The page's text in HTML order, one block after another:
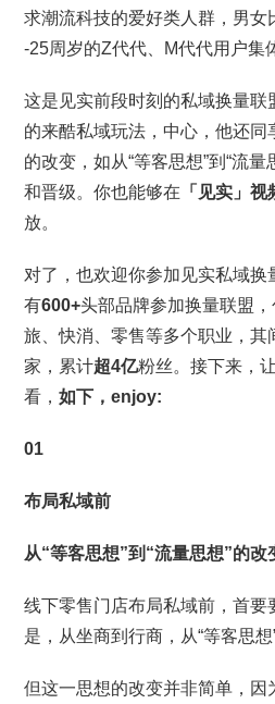
求潮流科技的爱好类人群，男女
-25周岁的Z代代、M代代用户集
这是见实前段时刻的私域换量联
的来酷私域玩法，中心，他还同
的改变，如从“等客思想”到“流量
和晋级。你也能够在 「见实」视
放。
对了，也欢迎你参加见实私域换
有600+头部品牌参加换量联盟
旅、快消、零售等多个职业，其
家，累计超4亿粉丝。接下来，
看，如下，enjoy:
01
布局私域前
从“等客思想”到“流量思想”的改
线下零售门店布局私域前，首要
是，从坐商到行商，从“等客思想
但这一思想的改变并非简单，因